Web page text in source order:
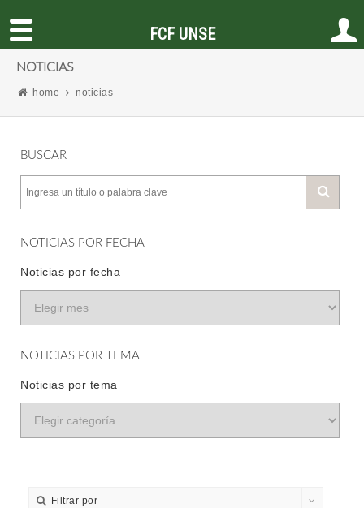
NOTICIAS
home noticias
BUSCAR
NOTICIAS POR FECHA
Noticias por fecha
NOTICIAS POR TEMA
Noticias por tema
Filtrar por
FCF UNSE